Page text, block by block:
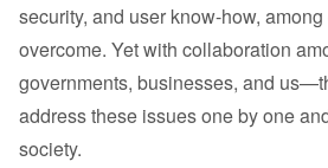
security, and user know-how,
overcome. Yet with collaboration
governments, businesses, and
address these issues one by one
society.